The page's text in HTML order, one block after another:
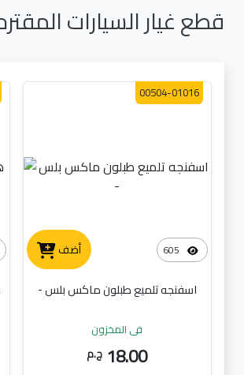
قطع غيار السيارات
أضف
00504-01016
اسفنجه تلميع طبلون ماكس بلس -
في المخزون
18.00 ج.م